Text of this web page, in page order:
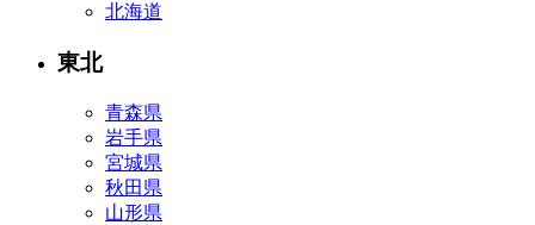
北海道
東北
青森県
岩手県
宮城県
秋田県
山形県